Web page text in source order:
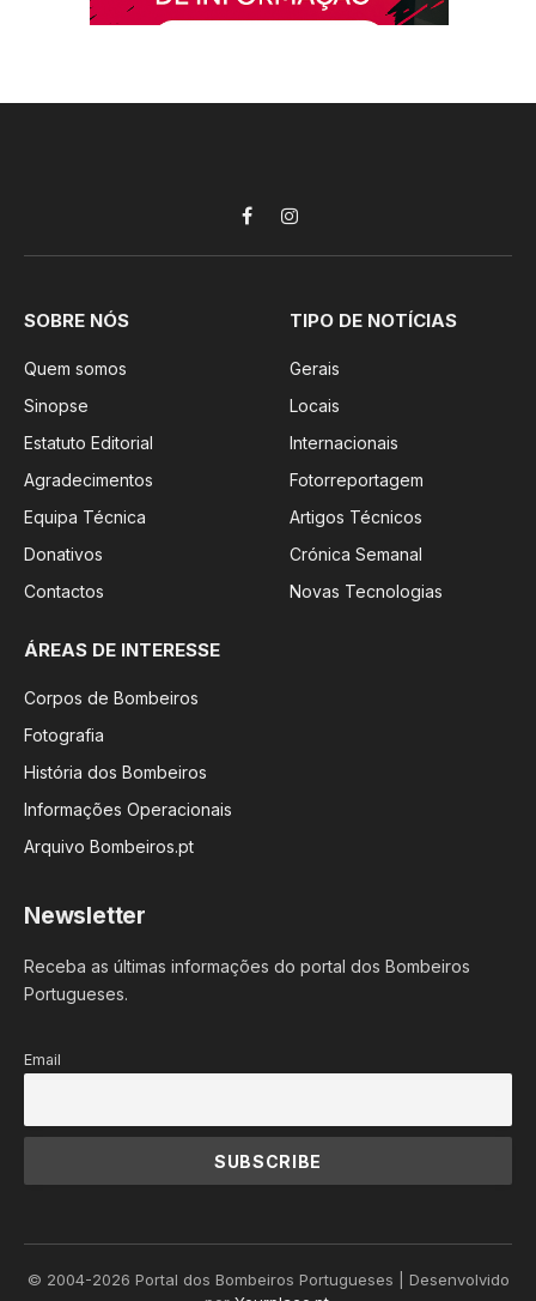
FacebookInstagram
SOBRE NÓS
Quem somos
Sinopse
Estatuto Editorial
Agradecimentos
Equipa Técnica
Donativos
Contactos
TIPO DE NOTÍCIAS
Gerais
Locais
Internacionais
Fotorreportagem
Artigos Técnicos
Crónica Semanal
Novas Tecnologias
ÁREAS DE INTERESSE
Corpos de Bombeiros
Fotografia
História dos Bombeiros
Informações Operacionais
Arquivo Bombeiros.pt
Newsletter
Receba as últimas informações do portal dos Bombeiros
Portugueses.
Email
© 2004-2026 Portal dos Bombeiros Portugueses | Desenvolvido